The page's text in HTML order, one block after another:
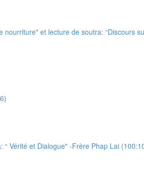
et lecture de soutra: “Discours
Vérité et Dialogue" -Frère Phap Lai